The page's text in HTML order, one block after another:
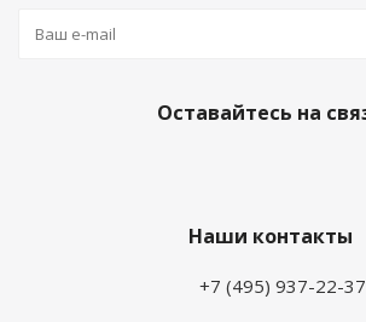
Оставайтесь на
Наши контакты
+7 (495) 937-22-37